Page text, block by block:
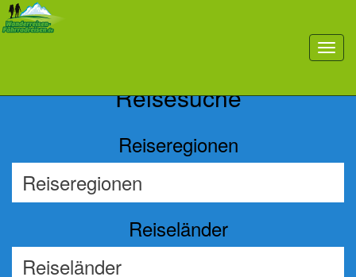
toggle
Reisesuche
Reiseregionen
Reiseländer